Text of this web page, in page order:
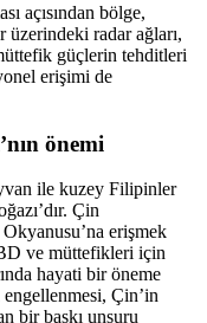
açısından bölge,
üzerindeki radar ağları,
güçlerin tehditleri
erişimi de
önemi
ile kuzey Filipinler
Çin
Okyanusu’na erişmek
ve müttefikleri için
hayati bir öneme
Çin’in
bir baskı unsuru